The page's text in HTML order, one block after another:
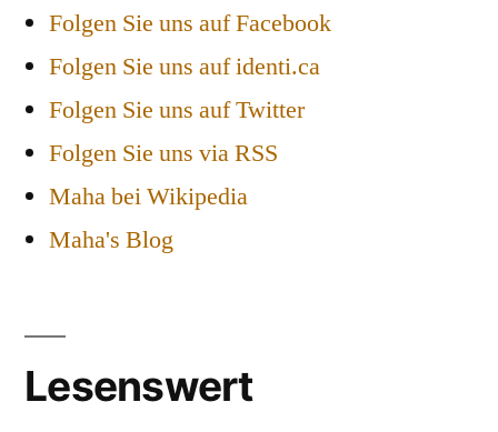
Folgen Sie uns auf Facebook
Folgen Sie uns auf identi.ca
Folgen Sie uns auf Twitter
Folgen Sie uns via RSS
Maha bei Wikipedia
Maha's Blog
Lesenswert